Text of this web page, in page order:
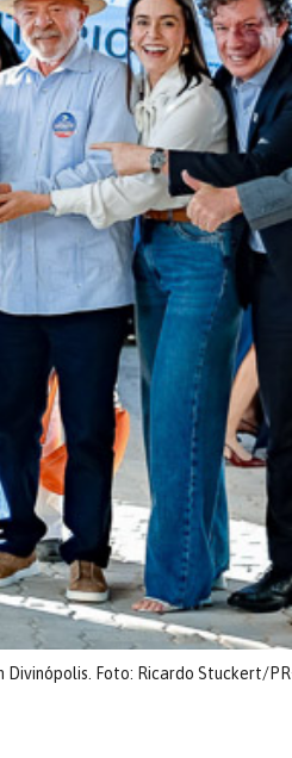
Foto: Ricardo Stuckert/PR